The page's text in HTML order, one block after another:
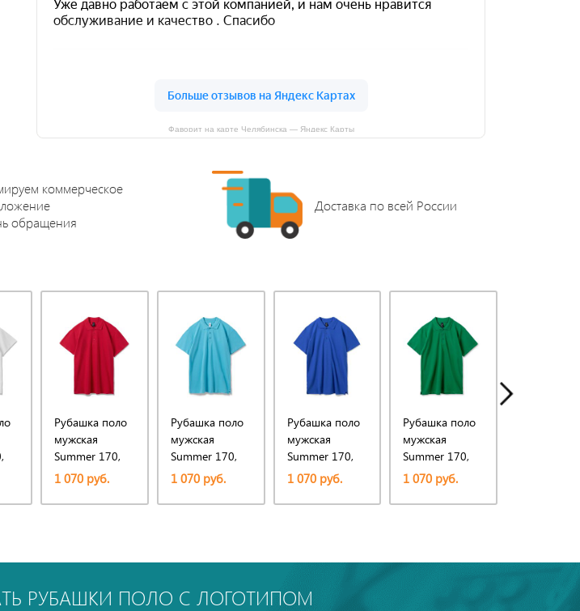
Фаворит на карте Челябинска — Яндекс Карты
коммерческое
обращения
Доставка по всей России
Рубашка поло
мужская
Summer 170,
красная
1 070 руб.
Рубашка поло
мужская
Summer 170,
бирюзовая
1 070 руб.
Рубашка поло
мужская
Summer 170,
ярко-синяя
1 070 руб.
Рубашка поло
мужская
Summer 170,
ярко-зеленая
1 070 руб.
РУБАШКИ ПОЛО С ЛОГОТИПОМ